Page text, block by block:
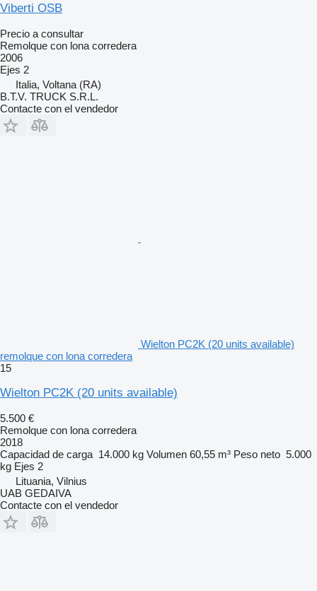
Viberti OSB
Precio a consultar
Remolque con lona corredera
2006
Ejes 2
Italia, Voltana (RA)
B.T.V. TRUCK S.R.L.
Contacte con el vendedor
Wielton PC2K (20 units available)
remolque con lona corredera
15
Wielton PC2K (20 units available)
5.500 €
Remolque con lona corredera
2018
Capacidad de carga 14.000 kg Volumen 60,55 m³ Peso neto 5.000
kg Ejes 2
Lituania, Vilnius
UAB GEDAIVA
Contacte con el vendedor